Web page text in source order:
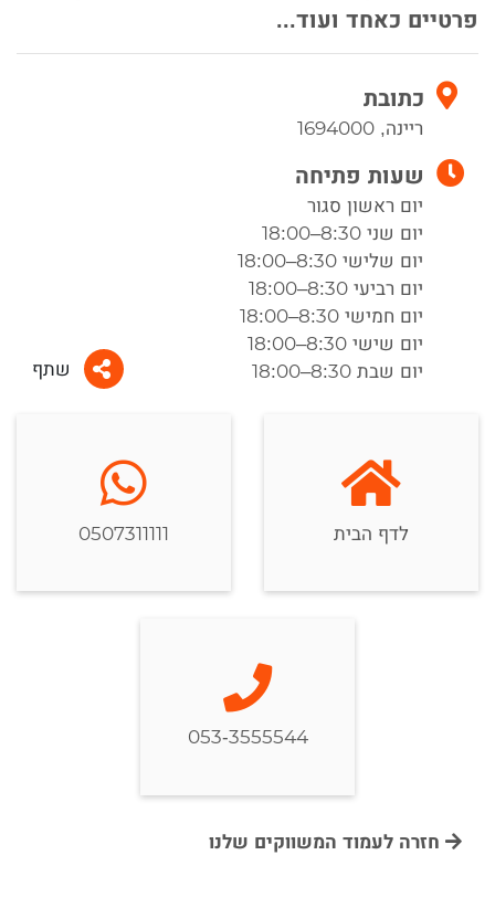
פרטיים כאחד ועוד...
כתובת
ריינה, 1694000
שעות פתיחה
יום ראשון סגור
יום שני 8:30–18:00
יום שלישי 8:30–18:00
יום רביעי 8:30–18:00
יום חמישי 8:30–18:00
יום שישי 8:30–18:00
יום שבת 8:30–18:00
שתף
לדף הבית 0507311111
053-3555544
חזרה לעמוד המשווקים שלנו